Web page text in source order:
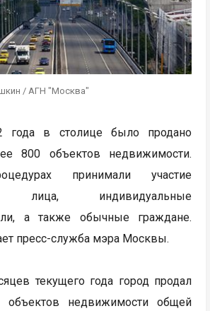
/ АГН "Москва"
года в столице было продано
800 объектов недвижимости.
принимали участие
лица, индивидуальные
а также обычные граждане.
пресс-служба мэра Москвы.
текущего года город продал
объектов недвижимости общей